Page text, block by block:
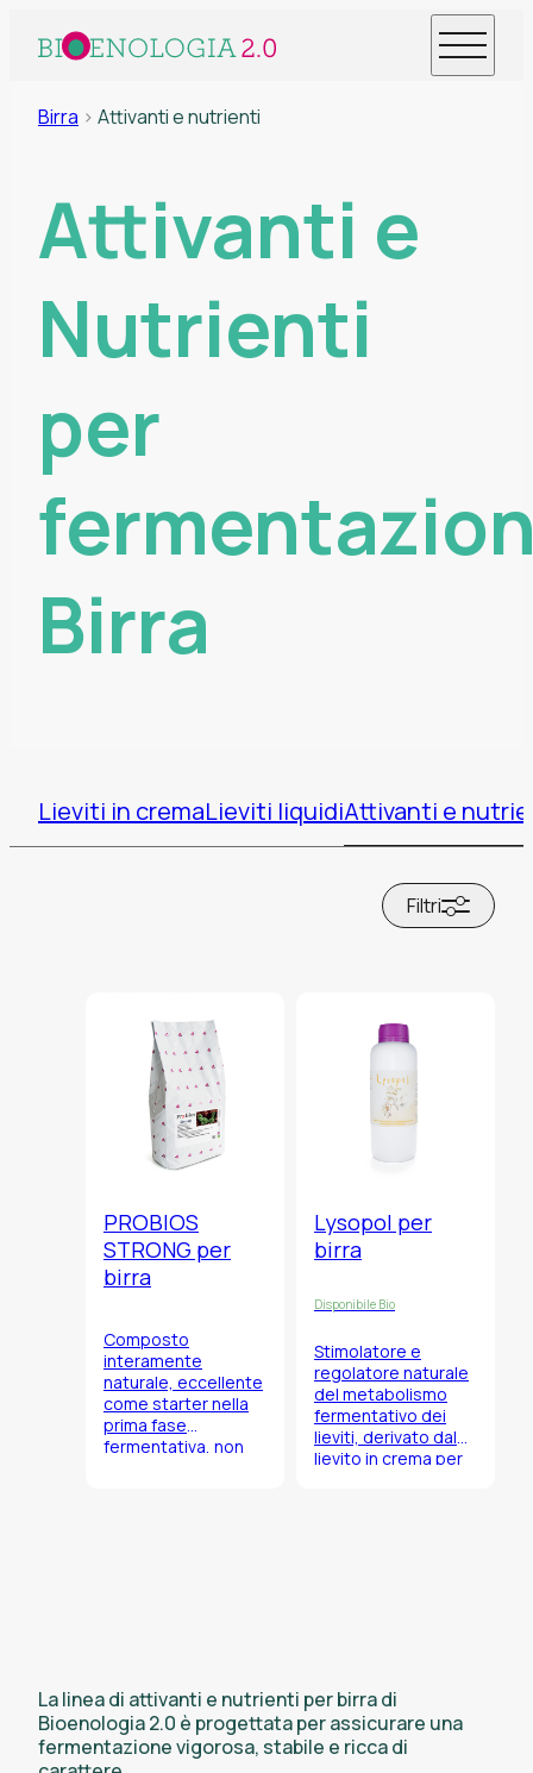
Birra > Attivanti e nutrienti
Attivanti e
Nutrienti
per
Birra
Lieviti in cremaLieviti liquidiAttivanti e
Filtri
PROBIOS
STRONG per
birra
Composto
interamente
naturale, eccellente
come starter nella
prima fase
fermentativa, non
Lysopol per
birra
Disponibile Bio
Stimolatore e
regolatore naturale
del metabolismo
fermentativo dei
lieviti, derivato dal
lievito in crema per
La linea di attivanti e nutrienti per birra di
Bioenologia 2.0 è progettata per assicurare una
fermentazione vigorosa, stabile e ricca di